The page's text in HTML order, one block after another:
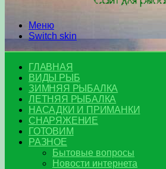
Меню
Switch skin
ГЛАВНАЯ
ВИДЫ РЫБ
ЗИМНЯЯ РЫБАЛКА
ЛЕТНЯЯ РЫБАЛКА
НАСАДКИ И ПРИМАНКИ
СНАРЯЖЕНИЕ
ГОТОВИМ
РАЗНОЕ
Бытовые вопросы
Новости интернета